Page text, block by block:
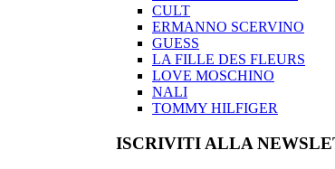
CULT
ERMANNO SCERVINO
GUESS
LA FILLE DES FLEURS
LOVE MOSCHINO
NALI
TOMMY HILFIGER
ISCRIVITI ALLA